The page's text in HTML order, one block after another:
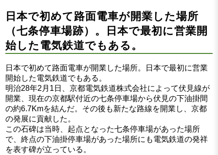
日本で初めて路面電車が開業した場所
（七条停車場跡）。日本で最初に営業開
始した電気鉄道でもある。
日本で初めて路面電車が開業した場所。日本で最初に営業
開始した電気鉄道でもある。
明治28年2月1日、京都電気鉄道株式会社によって伏見線が
開業、現在の京都駅付近の七条停車場から伏見の下油掛間
の約6.7Kmを結んだ。その後も新たな路線を開業し、京都
の発展に貢献した。
この石碑は当時、起点となった七条停車場があった場所
で、終点の下油掛停車場があった場所にも電気鉄道の発祥
を表す碑が立っている。